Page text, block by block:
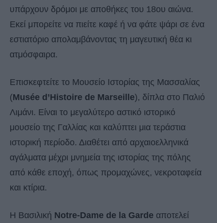
υπάρχουν δρόμοι με αποθήκες του 18ου αιώνα.
Εκεί μπορείτε να πιείτε καφέ ή να φάτε ψάρι σε ένα
εστιατόριο απολαμβάνοντας τη μαγευτική θέα κι
ατμόσφαιρα.
Επισκεφτείτε το Μουσείο Ιστορίας της Μασσαλίας
(Musée d’Histoire de Marseille), δίπλα στο Παλιό
Λιμάνι. Είναι το μεγαλύτερο αστικό ιστορικό
μουσείο της Γαλλίας και καλύπτει μια τεράστια
ιστορική περίοδο. Διαθέτει από αρχαιοελληνικά
αγάλματα μέχρι μνημεία της ιστορίας της πόλης
από κάθε εποχή, όπως προμαχώνες, νεκροταφεία
και κτίρια.
Η Βασιλική Notre-Dame de la Garde αποτελεί